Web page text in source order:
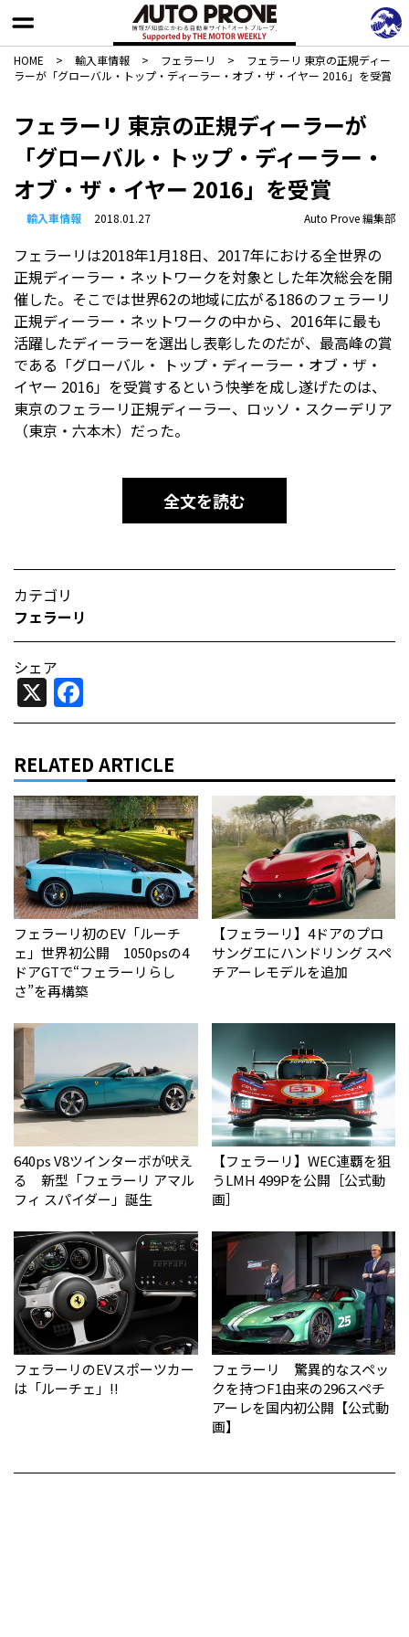
HOME > 輸入車情報 > フェラーリ >
フェラーリ 東京の正規ディー
ラーが「グローバル・トップ・ディーラー・オブ・ザ・イヤー 2016」を受賞
フェラーリ 東京の正規ディーラーが
「グローバル・トップ・ディーラー・
オブ・ザ・イヤー 2016」を受賞
輸入車情報 2018.01.27 Auto Prove 編集部
フェラーリは2018年1月18日、2017年における全世界の
正規ディーラー・ネットワークを対象とした年次総会を開
催した。そこでは世界62の地域に広がる186のフェラーリ
正規ディーラー・ネットワークの中から、2016年に最も
活躍したディーラーを選出し表彰したのだが、最高峰の賞
である「グローバル・ トップ・ディーラー・オブ・ザ・
イヤー 2016」を受賞するという快挙を成し遂げたのは、
東京のフェラーリ正規ディーラー、ロッソ・スクーデリア
（東京・六本木）だった。
全文を読む
カテゴリ
フェラーリ
シェア
X
RELATED ARTICLE
フェラーリ初のEV「ルーチ
ェ」世界初公開 1050psの4
ドアGTで“フェラーリらし
さ”を再構築
【フェラーリ】4ドアのプロ
サングエにハンドリング スペ
チアーレモデルを追加
640ps V8ツインターボが吠え
る 新型「フェラーリ アマル
フィ スパイダー」誕生
【フェラーリ】WEC連覇を狙
うLMH 499Pを公開［公式動
画］
フェラーリのEVスポーツカー
は「ルーチェ」!!
フェラーリ 驚異的なスペッ
クを持つF1由来の296スペチ
アーレを国内初公開【公式動
画】